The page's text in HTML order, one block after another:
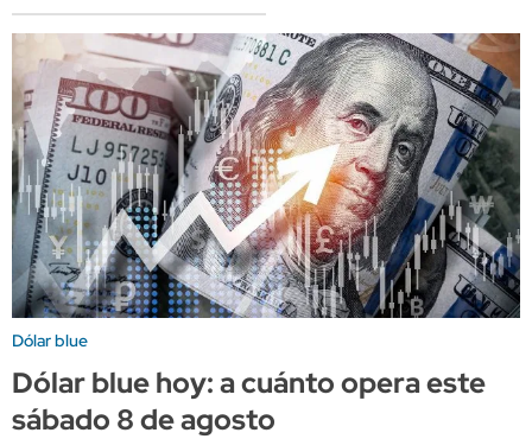
Dólar blue
Dólar blue hoy: a cuánto opera este
sábado 8 de agosto